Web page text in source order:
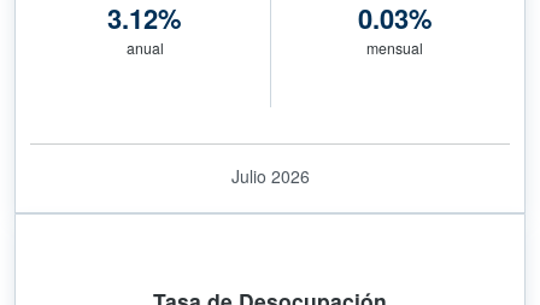
3.12%
anual
0.03%
mensual
Julio 2026